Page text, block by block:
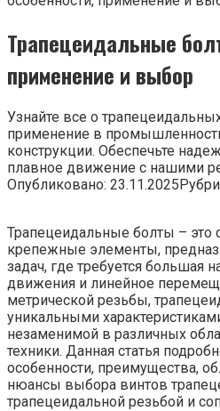
Трапецеидальные
применение и выбор
Узнайте все о
применение в
конструкции. Обеспечьте
плавное движение с нашими
Опубликовано: 23.11.2025
Трапецеидальные болты – это
крепежные элементы,
задач, где требуется большая
движения и линейное
метрической резьбы,
уникальными
незаменимой в различных
техники. Данная статья
особенности, преимущества,
нюансы выбора винтов
трапецеидальной резьбой и